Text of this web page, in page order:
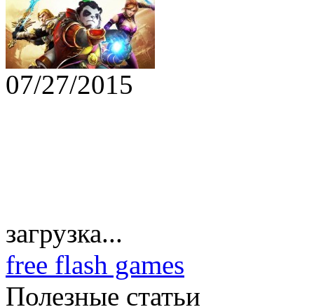
07/27/2015
загрузка...
free flash games
Полезные статьи